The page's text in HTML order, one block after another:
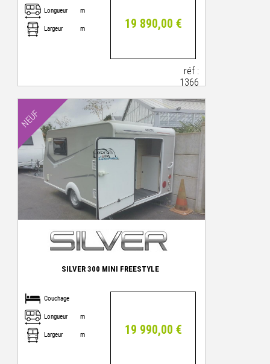
Longueur m
Largeur m 19 890,00 €
réf :
1366
NEUF
SILVER 300 MINI FREESTYLE
Couchage
Longueur m
Largeur m 19 990,00 €